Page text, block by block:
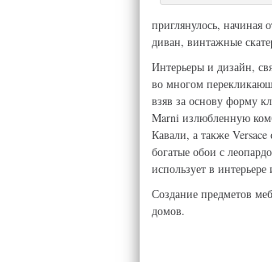
приглянулось, начиная
диван, винтажные
Интерьеры и дизайн,
во многом
взяв за основу форму
Marni излюбленную
Кавали, а также
богатые обои с
использует в
Создание предметов
домов.